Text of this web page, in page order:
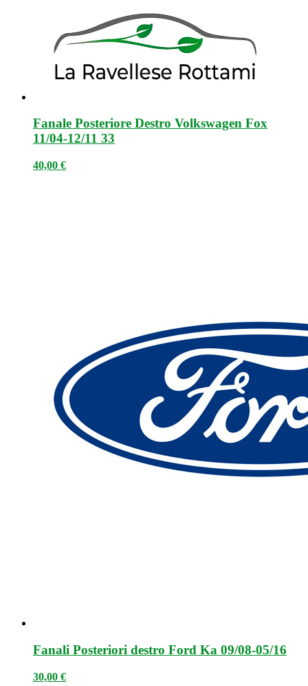
Fanale Posteriore Destro Volkswagen Fox
11/04-12/11 33
40,00 €
Fanali Posteriori destro Ford Ka 09/08-05/16
30,00 €